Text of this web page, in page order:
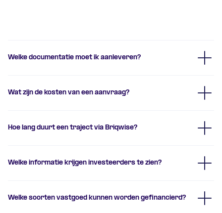
Welke documentatie moet ik aanleveren?
Wat zijn de kosten van een aanvraag?
Hoe lang duurt een traject via Briqwise?
Welke informatie krijgen investeerders te zien?
Welke soorten vastgoed kunnen worden gefinancierd?